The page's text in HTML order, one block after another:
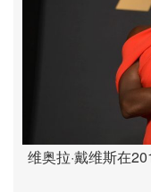
维奥拉·戴维斯在